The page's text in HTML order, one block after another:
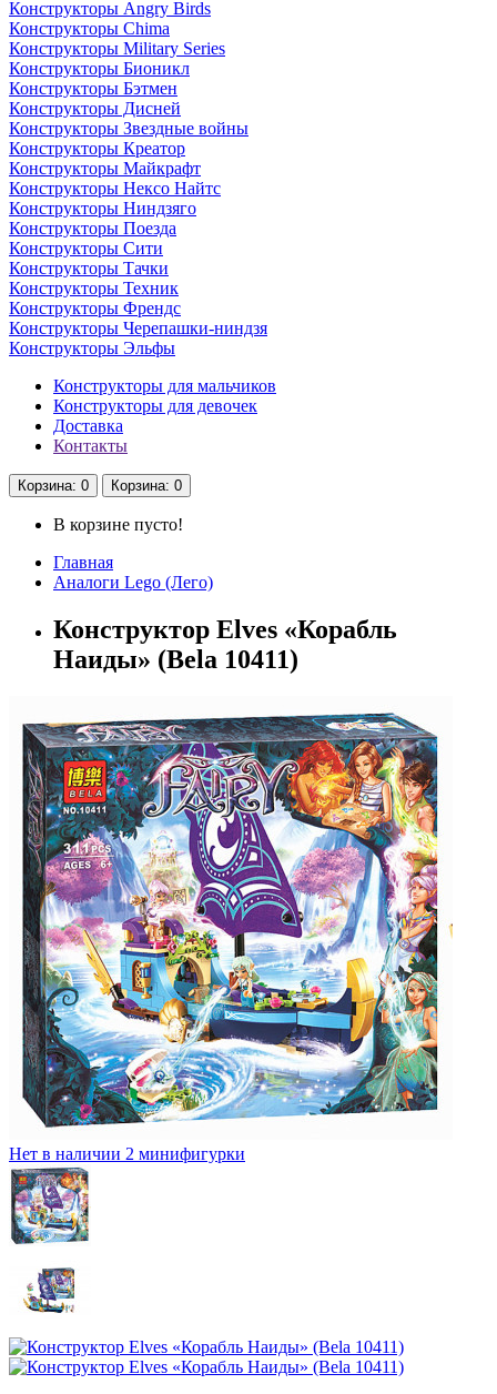
Конструкторы Angry Birds
Конструкторы Chima
Конструкторы Military Series
Конструкторы Бионикл
Конструкторы Бэтмен
Конструкторы Дисней
Конструкторы Звездные войны
Конструкторы Креатор
Конструкторы Майкрафт
Конструкторы Нексо Найтс
Конструкторы Ниндзяго
Конструкторы Поезда
Конструкторы Сити
Конструкторы Тачки
Конструкторы Техник
Конструкторы Френдс
Конструкторы Черепашки-ниндзя
Конструкторы Эльфы
Конструкторы для мальчиков
Конструкторы для девочек
Доставка
Контакты
Корзина: 0 Корзина: 0
В корзине пусто!
Главная
Аналоги Lego (Лего)
Конструктор Elves «Корабль
Наиды» (Bela 10411)
Нет в наличии 2 минифигурки